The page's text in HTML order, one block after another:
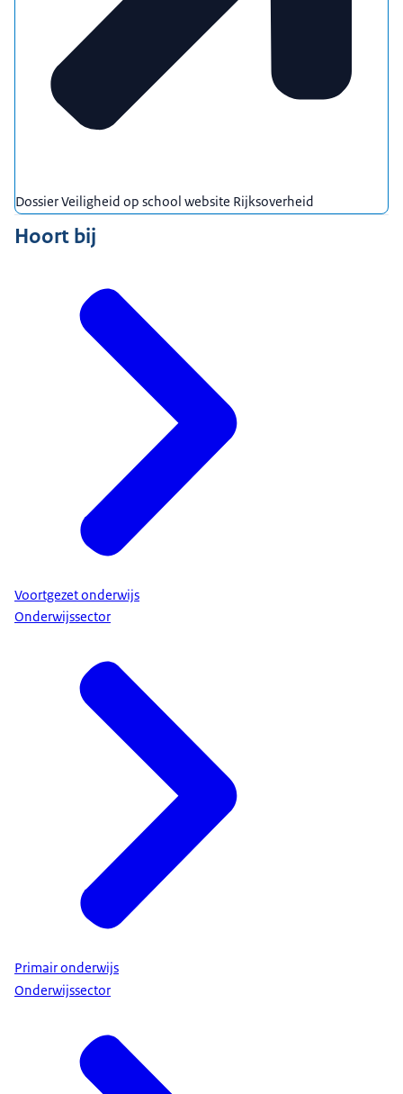
Dossier Veiligheid op school website Rijksoverheid
Hoort bij
Voortgezet onderwijs
Onderwijssector
Primair onderwijs
Onderwijssector